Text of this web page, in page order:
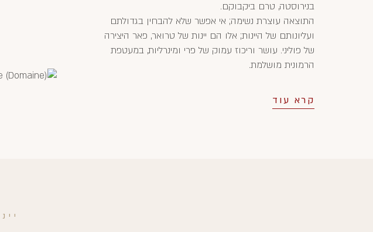
בנירוסטה, טרם ביקבוקם.
התוצאה עוצרת נשימה; אי אפשר שלא להבחין בגדולתם
ועליונותם של היינות; אלו הם יינות של טרואר, פאר היצירה
של פוליני. עושר וריכוז עמוק של פרי ומינרליות, במעטפת
הרמונית מושלמת.
קרא עוד